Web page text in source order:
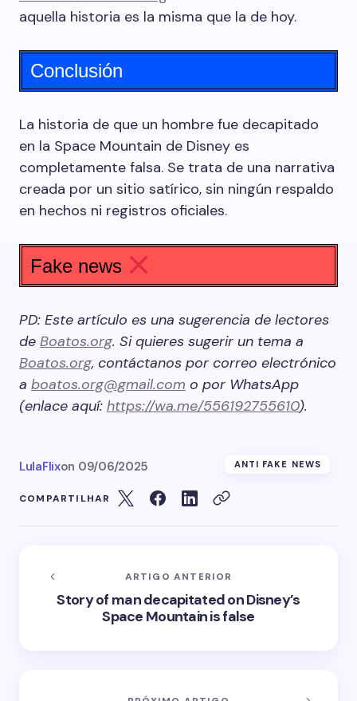
aquella historia es la misma que la de hoy.
Conclusión
La historia de que un hombre fue decapitado
en la Space Mountain de Disney es
completamente falsa. Se trata de una narrativa
creada por un sitio satírico, sin ningún respaldo
en hechos ni registros oficiales.
Fake news
PD: Este artículo es una sugerencia de lectores
de Boatos.org. Si quieres sugerir un tema a
Boatos.org, contáctanos por correo electrónico
a boatos.org@gmail.com o por WhatsApp
(enlace aquí: https://wa.me/556192755610).
LulaFlixon 09/06/2025 ANTI FAKE NEWS
COMPARTILHAR
ARTIGO ANTERIOR
Story of man decapitated on Disney’s
Space Mountain is false